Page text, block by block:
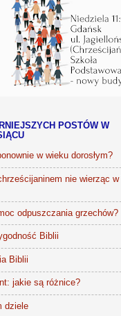
POSTÓW W
w wieku dorosłym?
nie wierząc w
odpuszczania grzechów?
Biblii
Biblii
jakie są różnice?
dziele